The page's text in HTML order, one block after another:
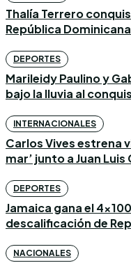
Thalía Terrero
República Dominicana
DEPORTES
Marileidy Paulino y
bajo la lluvia al
INTERNACIONALES
Carlos Vives estrena
mar’ junto a Juan Luis
DEPORTES
Jamaica gana el
descalificación de
NACIONALES